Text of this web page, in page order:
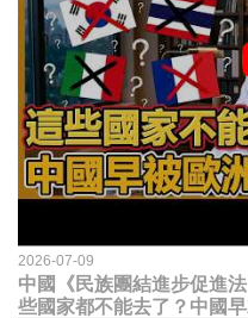
2026-07-09
中國《民族團結進步促進
些國家都不能去了？中國